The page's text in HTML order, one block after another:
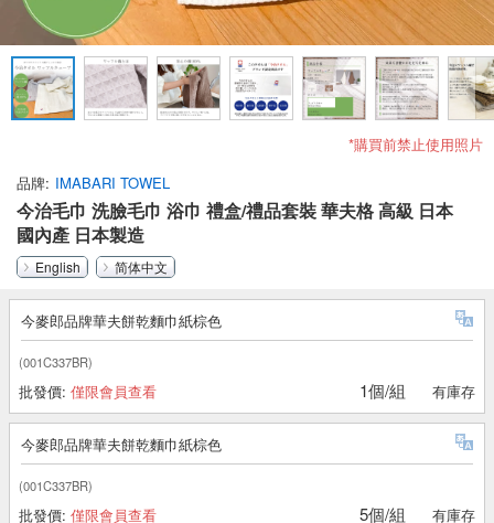
*購買前禁止使用照片
品牌 IMABARI TOWEL
今治毛巾 洗臉毛巾 浴巾 禮盒/禮品套裝 華夫格 高級 日本
國內產 日本製造
English 简体中文
今麥郎品牌華夫餅乾麵巾紙棕色
(001C337BR)
批發價: 僅限會員查看 1個/組 有庫存
今麥郎品牌華夫餅乾麵巾紙棕色
(001C337BR)
批發價: 僅限會員查看 5個/組 有庫存